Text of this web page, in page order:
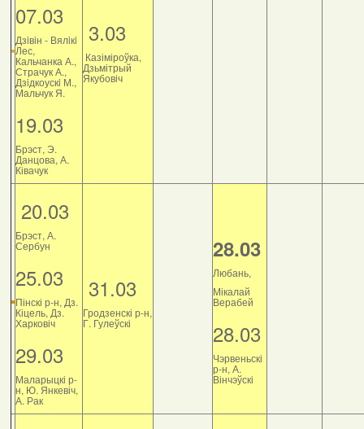
07.03
Дзiвiн - Вялiкi
Лес,
Кальчанка А.,
Страчук А.,
Дзiдкоускi М.,
Мальчук Я.
19.03
Брэст, Э.
Данцова, А.
Ківачук
3.03
Казіміроўка,
Дзьмітрый
Якубовіч
20.03
Брэст, А.
Сербун
25.03
Пінскі р-н, Дз.
Кіцель, Дз.
Харковіч
29.03
Маларыцкі р-
н, Ю. Янкевіч,
А. Рак
31.03
Гродзенскі р-н,
Г. Гулеўскі
28.03
Любань,
Мікалай
Верабей
28.03
Чэрвеньскі
р-н, А.
Вінчэўскі